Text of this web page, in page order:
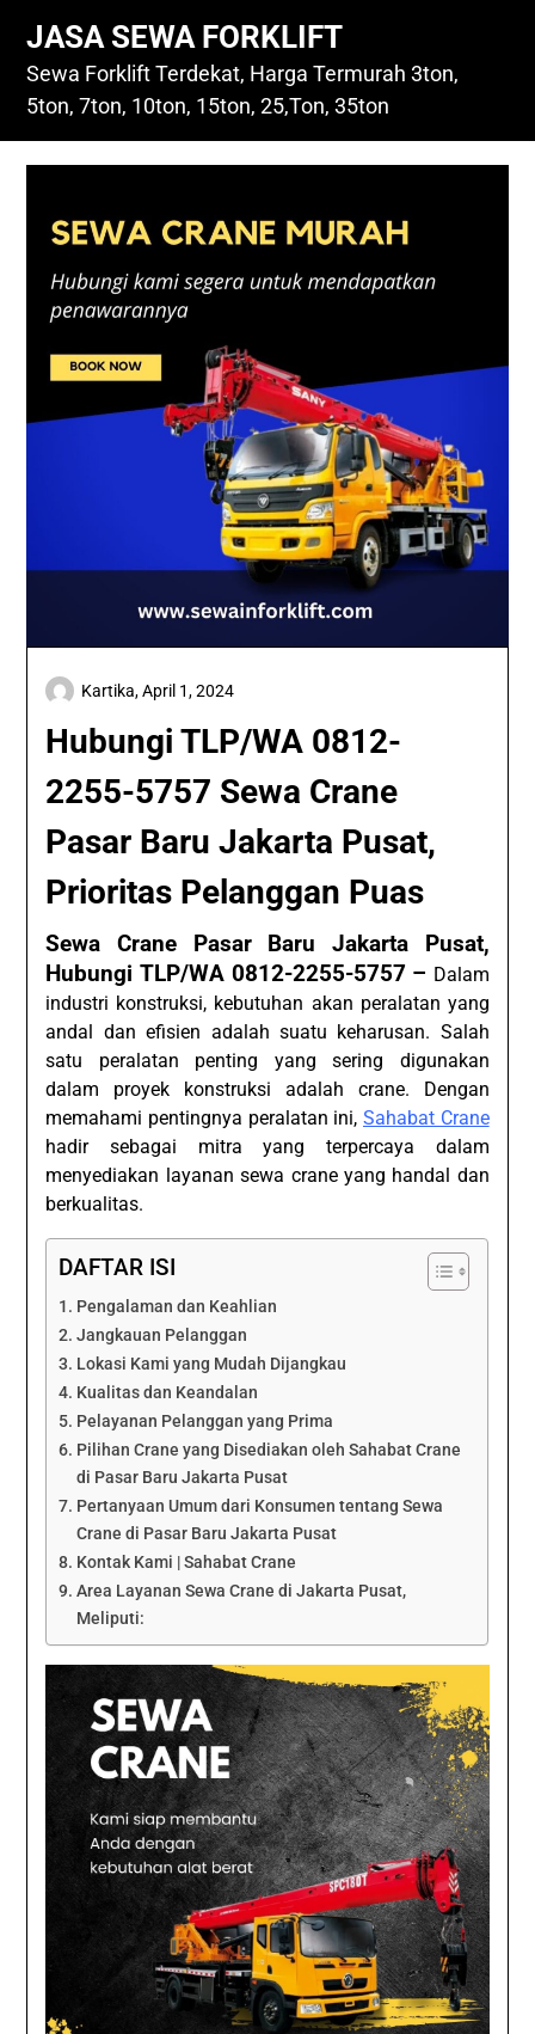
content
JASA SEWA FORKLIFT
Sewa Forklift Terdekat, Harga Termurah 3ton,
5ton, 7ton, 10ton, 15ton, 25,Ton, 35ton
Hubungi TLP/WA 0812-
2255-5757 Sewa Crane
Pasar Baru Jakarta Pusat,
Prioritas Pelanggan Puas
Kartika,April 1, 2024
Sewa Crane Pasar Baru Jakarta Pusat,
Hubungi TLP/WA 0812-2255-5757 – Dalam
industri konstruksi, kebutuhan akan peralatan yang
andal dan efisien adalah suatu keharusan. Salah
satu peralatan penting yang sering digunakan
dalam proyek konstruksi adalah crane. Dengan
memahami pentingnya peralatan ini, Sahabat Crane
hadir sebagai mitra yang terpercaya dalam
menyediakan layanan sewa crane yang handal dan
berkualitas.
DAFTAR ISI
Pengalaman dan Keahlian
Jangkauan Pelanggan
Lokasi Kami yang Mudah Dijangkau
Kualitas dan Keandalan
Pelayanan Pelanggan yang Prima
Pilihan Crane yang Disediakan oleh Sahabat Crane
di Pasar Baru Jakarta Pusat
Pertanyaan Umum dari Konsumen tentang Sewa
Crane di Pasar Baru Jakarta Pusat
Kontak Kami | Sahabat Crane
Area Layanan Sewa Crane di Jakarta Pusat,
Meliputi: